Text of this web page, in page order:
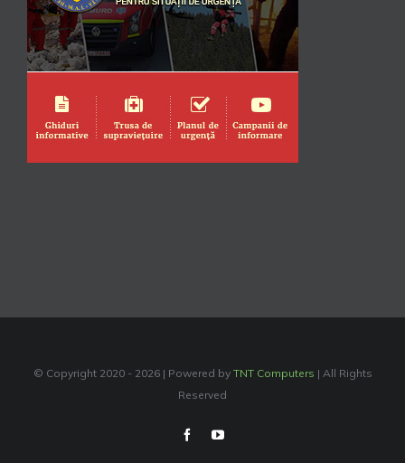
© Copyright 2020 - 2026 | Powered by TNT Computers | All Rights
Reserved
FacebookYouTube